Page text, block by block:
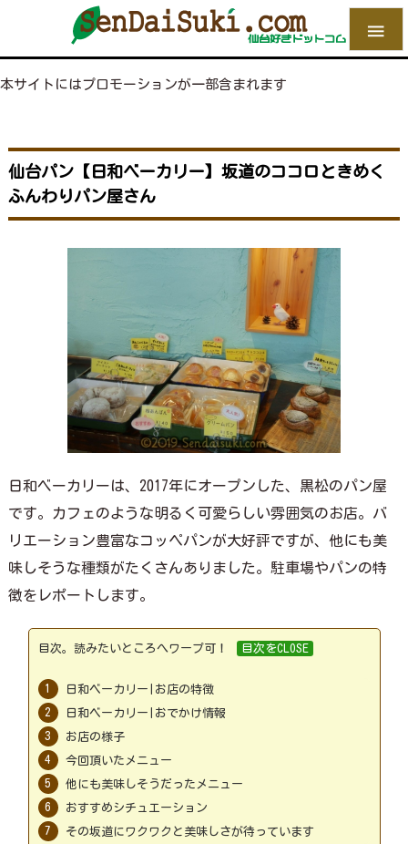

本サイトにはプロモーションが一部含まれます
仙台パン【日和ベーカリー】坂道のココロときめく
ふんわりパン屋さん
日和ベーカリーは、2017年にオープンした、黒松のパン屋
です。カフェのような明るく可愛らしい雰囲気のお店。バ
リエーション豊富なコッペパンが大好評ですが、他にも美
味しそうな種類がたくさんありました。駐車場やパンの特
徴をレポートします。
目次。読みたいところへワープ可！
日和ベーカリー|お店の特徴
日和ベーカリー|おでかけ情報
お店の様子
今回頂いたメニュー
他にも美味しそうだったメニュー
おすすめシチュエーション
その坂道にワクワクと美味しさが待っています